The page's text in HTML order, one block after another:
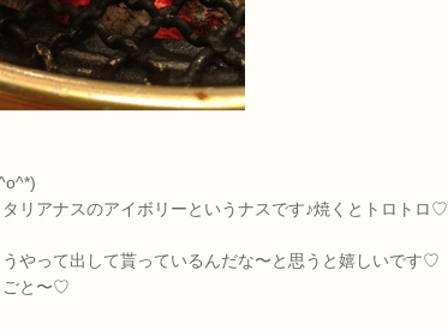
リアナスのアイボリーというナスです♪焼くとトロトロ♡
やって出して貰っているんだな〜と思うと嬉しいです♡
ごと〜♡